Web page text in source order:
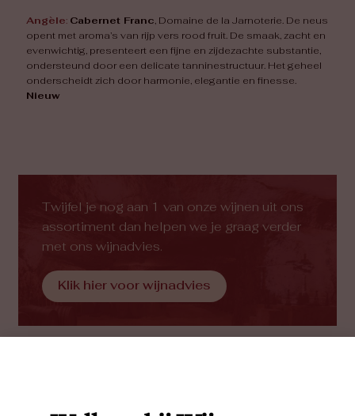
Angèle: Cabernet Franc, Domaine de la Jarnoterie. De neus
opent met aroma’s van rijp vers rood fruit. De smaak, zacht en
evenwichtig, presenteert een fijne en zijdezachte substantie,
ondersteund door een delicate tanninestructuur. Het geheel
onderscheidt zich door harmonie, elegantie en finesse.
Nieuw
Twijfel je nog aan 1 van onze wijnen uit ons
assortiment dan helpen we je graag verder
met ons wijnadvies.
Klik hier voor wijnadvies
Vergelijkbare wijnen volgens Marc